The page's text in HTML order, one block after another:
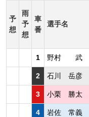
予
想
雨
予
想
車
番
選手名
1 野村 武
2 石川 岳彦
3 小栗 勝太
4 岩佐 常義